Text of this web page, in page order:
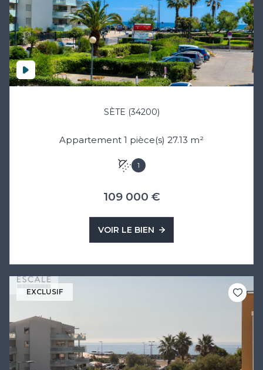
SÈTE (34200)
Appartement 1 pièce(s) 27.13 m²
1
109 000 €
VOIR LE BIEN
EXCLUSIF